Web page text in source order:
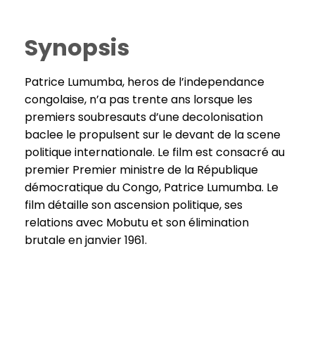
Synopsis
Patrice Lumumba, heros de l’independance
congolaise, n’a pas trente ans lorsque les
premiers soubresauts d’une decolonisation
baclee le propulsent sur le devant de la scene
politique internationale. Le film est consacré au
premier Premier ministre de la République
démocratique du Congo, Patrice Lumumba. Le
film détaille son ascension politique, ses
relations avec Mobutu et son élimination
brutale en janvier 1961.